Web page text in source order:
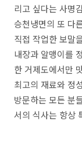
리고 싶다는 사명
승천냉면의 또 다
직접 작업한 보말
내장과 알맹이를
한 거제도에서만
최고의 재료와 정
방문하는 모든 분
서의 식사는 항상